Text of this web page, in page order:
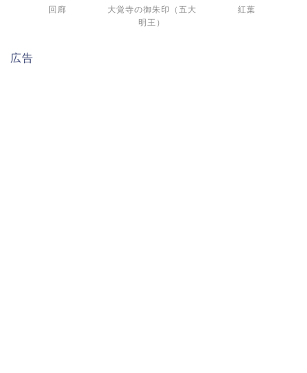
回廊
大覚寺の御朱印（五大
明王）
紅葉
広告